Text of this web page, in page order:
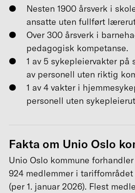
Nesten 1900 årsverk i
ansatte uten fullført
Over 300 årsverk i
pedagogisk kompetanse.
1 av 5 sykepleiervakter på
av personell uten riktig
1 av 4 vakter i
personell uten
Fakta om Unio Oslo
Unio Oslo kommune
924 medlemmer i tariffområdet
(per 1. januar 2026). Flest